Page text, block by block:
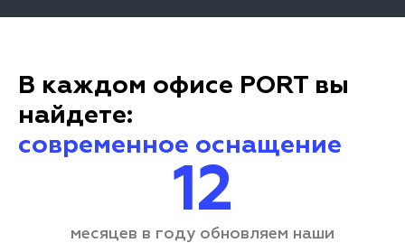
В каждом офисе PORT вы
найдете:
современное оснащение
12
месяцев в году обновляем наши